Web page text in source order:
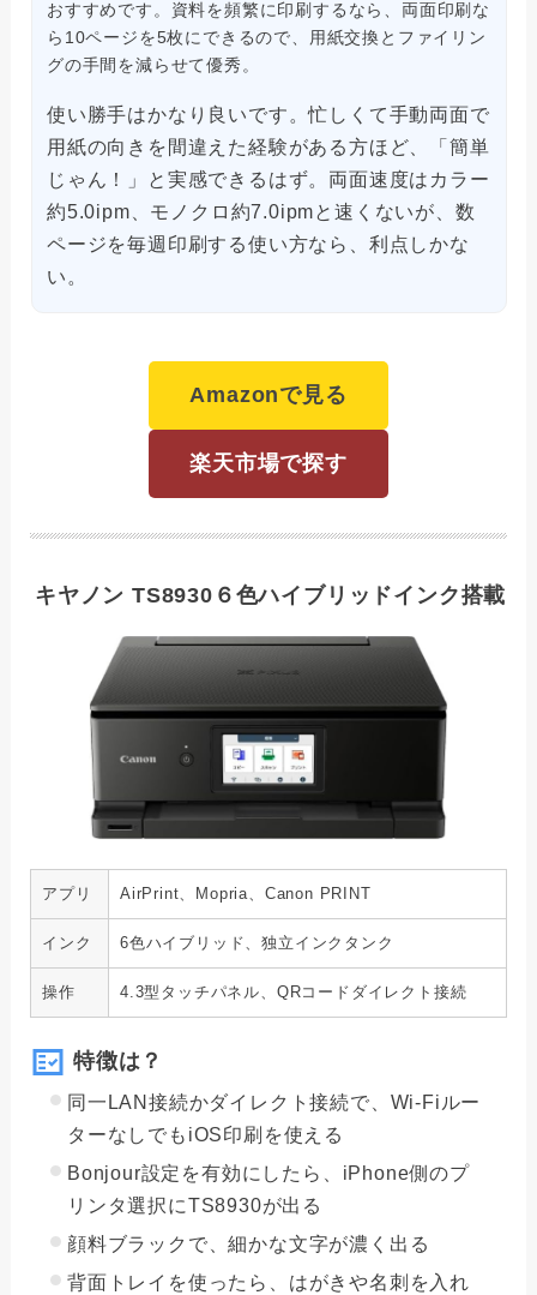
おすすめです。資料を頻繁に印刷するなら、両面印刷な
ら10ページを5枚にできるので、用紙交換とファイリン
グの手間を減らせて優秀。
使い勝手はかなり良いです。忙しくて手動両面で
用紙の向きを間違えた経験がある方ほど、「簡単
じゃん！」と実感できるはず。両面速度はカラー
約5.0ipm、モノクロ約7.0ipmと速くないが、数
ページを毎週印刷する使い方なら、利点しかな
い。
Amazonで見る
楽天市場で探す
キヤノン TS8930６色ハイブリッドインク搭載
アプリ AirPrint、Mopria、Canon PRINT
インク 6色ハイブリッド、独立インクタンク
操作 4.3型タッチパネル、QRコードダイレクト接続
特徴は？
同一LAN接続かダイレクト接続で、Wi-Fiルー
ターなしでもiOS印刷を使える
Bonjour設定を有効にしたら、iPhone側のプ
リンタ選択にTS8930が出る
顔料ブラックで、細かな文字が濃く出る
背面トレイを使ったら、はがきや名刺を入れ